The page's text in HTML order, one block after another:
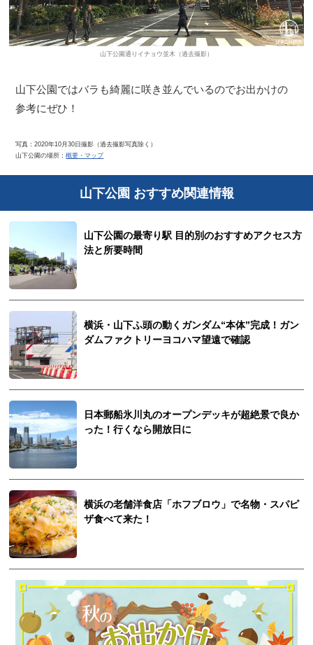
山下公園通りイチョウ並木（過去撮影）
山下公園ではバラも綺麗に咲き並んでいるのでお出かけの
参考にぜひ！
写真：2020年10月30日撮影（過去撮影写真除く）
山下公園の場所：概要・マップ
山下公園 おすすめ関連情報
山下公園の最寄り駅 目的別のおすすめアクセス方
法と所要時間
横浜・山下ふ頭の動くガンダム“本体”完成！ガン
ダムファクトリーヨコハマ望遠で確認
日本郵船氷川丸のオープンデッキが超絶景で良か
った！行くなら開放日に
横浜の老舗洋食店「ホフブロウ」で名物・スパピ
ザ食べて来た！